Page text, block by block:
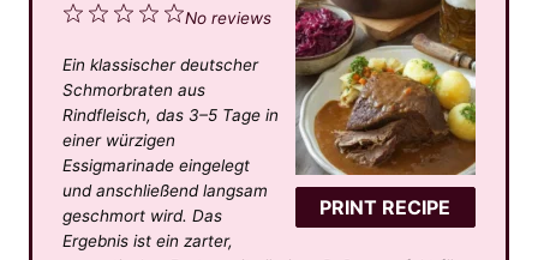
PRINT RECIPE
5
t
a
s
4
t
a
r
s
3
t
a
r
s
2
t
a
r
s
1
t
a
r
No reviews
Ein klassischer deutscher
Schmorbraten aus
Rindfleisch, das 3–5 Tage in
einer würzigen
Essigmarinade eingelegt
und anschließend langsam
geschmort wird. Das
Ergebnis ist ein zarter,